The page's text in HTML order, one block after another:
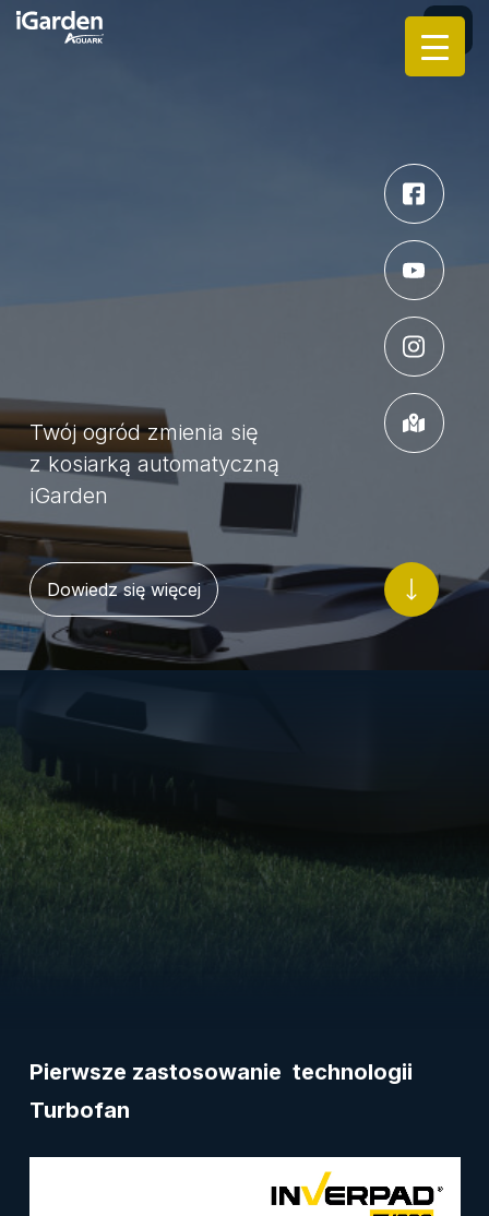
Twój ogród zmienia się
z kosiarką automatyczną
iGarden
Dowiedz się więcej
Pierwsze zastosowanie technologii
Turbofan